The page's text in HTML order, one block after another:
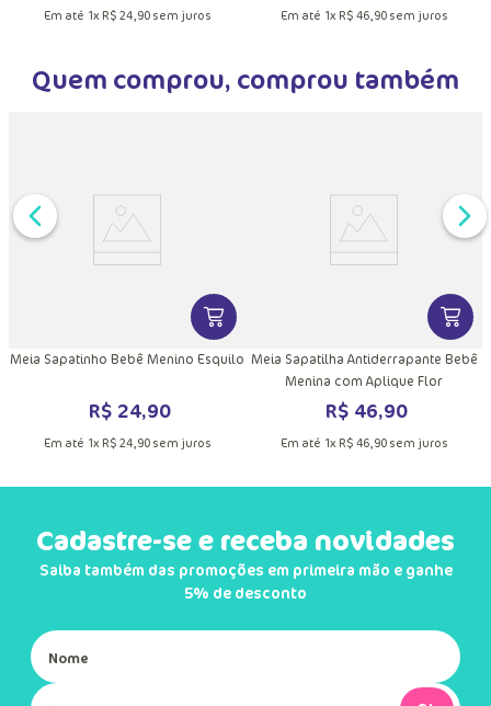
Em até 1x R$ 24,90sem juros Em até 1x R$ 46, 90sem juros
Quem comprou, comprou também
INFORMAÇÕES DO PRODUTOVER MAIS INFORMAÇÕES DO
Meia Sapatinho Bebê Menino Esquilo
R$ 24,90
Em até 1x R$ 24,90sem juros
VER
Meia Sapatilha Antiderrapante Bebê
Menina com Aplique Flor
R$ 46,90
Em até 1x R$ 46,90sem juros
Cadastre-se e receba novidades
Saiba também das promoções em primeira mão e ganhe
5% de desconto